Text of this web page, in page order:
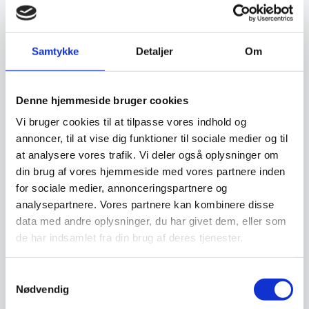
Samtykke Detaljer Om
Denne hjemmeside bruger cookies
Vi bruger cookies til at tilpasse vores indhold og
annoncer, til at vise dig funktioner til sociale medier og til
at analysere vores trafik. Vi deler også oplysninger om
din brug af vores hjemmeside med vores partnere inden
for sociale medier, annonceringspartnere og
analysepartnere. Vores partnere kan kombinere disse
data med andre oplysninger, du har givet dem, eller som
de har indsamlet fra din brug af deres tjenester.
Nødvendig
Celme MEM 12 CE,
mulighed for “pølsehorn”
Celme er en italiensk producent,
grundlagt i 1971. Sortimentet af
italiensk…
3.898,00 DKK
oprindelige
pris
var:
3.898,00 DKK.
2.379,05
Den
aktuelle
pris
er:
2.379,05 DKK.
ex. moms
Vi prismatcher
Kniv til kødhakker 6 mm,
121,00
Den
oprindelige
pris
var:
121,00 DKK.
90,75
Den
aktuelle
er:
90,75 DKK.
ex. moms
Vi prismatcher